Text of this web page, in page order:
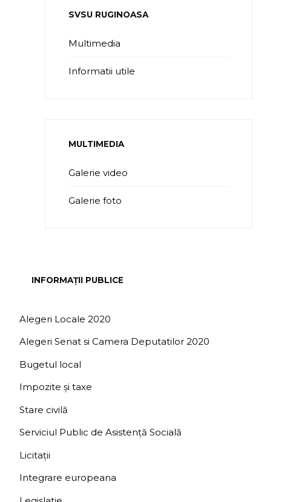
SVSU RUGINOASA
Multimedia
Informatii utile
MULTIMEDIA
Galerie video
Galerie foto
INFORMAȚII PUBLICE
Alegeri Locale 2020
Alegeri Senat si Camera Deputatilor 2020
Bugetul local
Impozite și taxe
Stare civilă
Serviciul Public de Asistență Socială
Licitații
Integrare europeana